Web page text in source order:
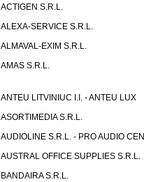
ACTIGEN S.R.L.
ALEXA-SERVICE S.R.L.
ALMAVAL-EXIM S.R.L.
AMAS S.R.L.
ANTEU LITVINIUC I.I. - ANTEU LUX
ASORTIMEDIA S.R.L.
AUDIOLINE S.R.L. - PRO AUDIO
AUSTRAL OFFICE SUPPLIES S.R.L.
BANDAIRA S.R.L.